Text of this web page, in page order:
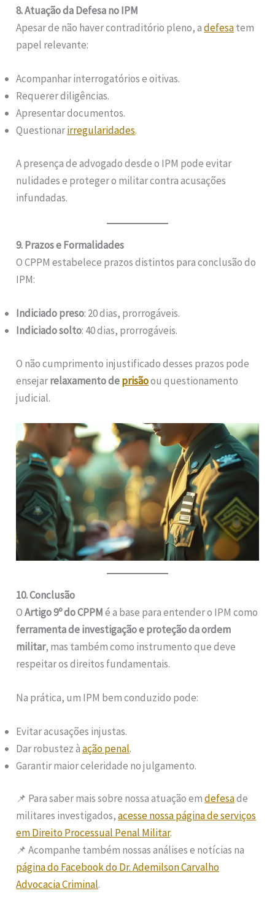
8. Atuação da Defesa no IPM
Apesar de não haver contraditório pleno, adefesatem
papel relevante:
Acompanhar interrogatórios e oitivas.
Requerer diligências.
Apresentar documentos.
Questionarirregularidades.
A presença de advogado desde o IPM pode evitar
nulidades e proteger o militar contra acusações
infundadas.
9. Prazos e Formalidades
O CPPM estabelece prazos distintos para conclusão do
IPM:
Indiciado preso: 20 dias, prorrogáveis.
Indiciado solto: 40 dias, prorrogáveis.
O não cumprimento injustificado desses prazos pode
ensejarrelaxamento deprisãoou questionamento
judicial.
10. Conclusão
OArtigo 9º do CPPMé a base para entender o IPM como
ferramenta de investigação e proteção da ordem
militar, mas também como instrumento que deve
respeitar os direitos fundamentais.
Na prática, um IPM bem conduzido pode:
Evitar acusações injustas.
Dar robustez àação penal.
Garantir maior celeridade no julgamento.
📌 Para saber mais sobre nossa atuação emdefesade
militares investigados,acesse nossa página de serviços
em Direito Processual Penal Militar.
📌 Acompanhe também nossas análises e notícias na
página do Facebook do Dr. Ademilson Carvalho
Advocacia Criminal.